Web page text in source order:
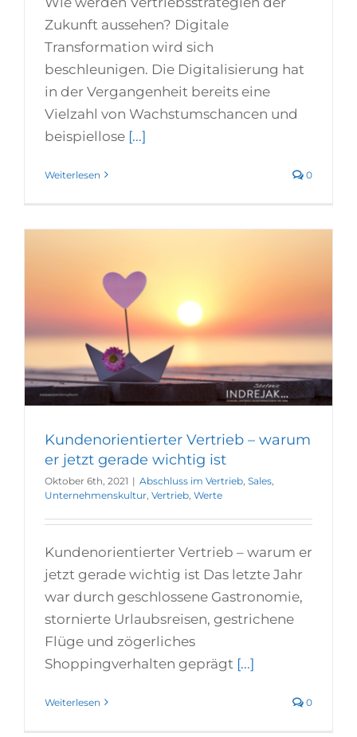
Zukunft aussehen? Digitale
Transformation wird sich
beschleunigen. Die Digitalisierung hat
in der Vergangenheit bereits eine
Vielzahl von Wachstumschancen und
beispiellose [...]
Weiterlesen 0
Kundenorientierter Vertrieb – warum
er jetzt gerade wichtig ist
Oktober 6th, 2021 | Abschluss im Vertrieb Sales
Unternehmenskultur Vertrieb Werte
Kundenorientierter Vertrieb – warum er
jetzt gerade wichtig ist Das letzte Jahr
war durch geschlossene Gastronomie,
stornierte Urlaubsreisen, gestrichene
Flüge und zögerliches
Shoppingverhalten geprägt [...]
Weiterlesen 0